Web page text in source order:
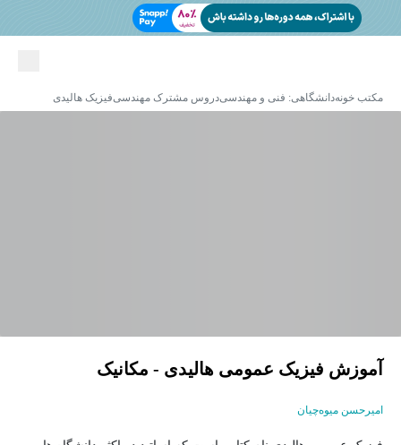
مکتب خونهدانشگاهی: فنی و مهندسیدروس مشترک مهندسیفیزیک هالیدی
آموزش فیزیک عمومی هالیدی - مکانیک
امیرحسن میوه‌چیان